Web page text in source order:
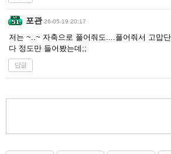
포관 26-05-19 20:17
저는 ~..~ 자축으로 풀어줘도....풀어줘서 고맙
다 정도만 들어봤는데;;
답글